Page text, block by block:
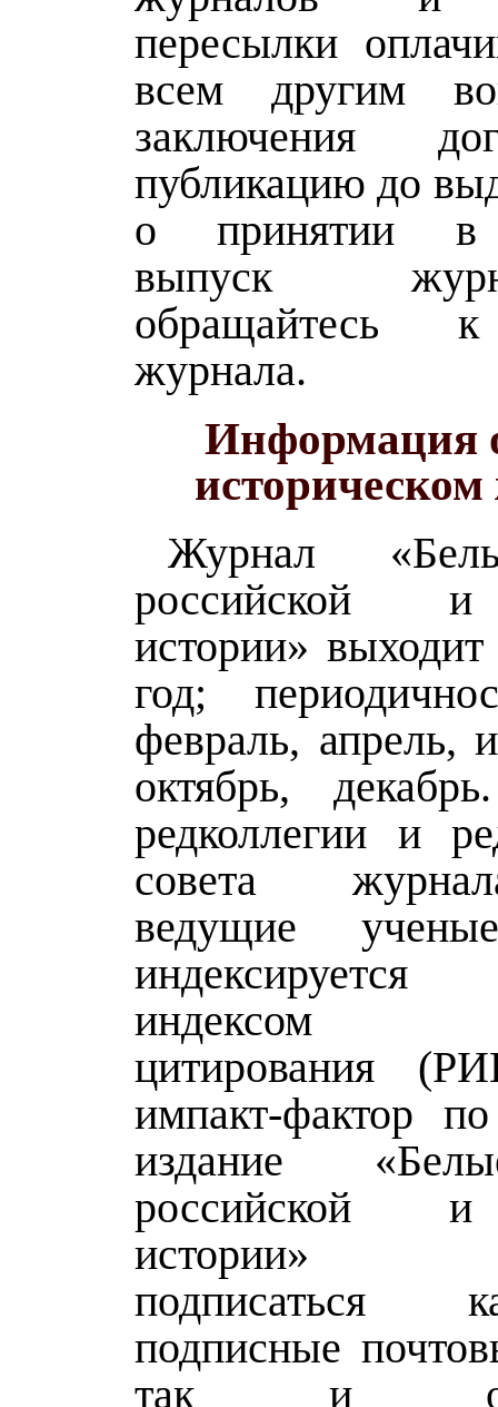
пересылки
всем другим
заключения
публикацию до
о принятии в
выпуск
обращайтесь
журнала.
Информация
Журнал
российской
истории»
год;
февраль, апрель,
октябрь,
редколлегии и
совета
ведущие
индексируется
индексом
цитирования
импакт-фактор
издание
российской
истории»
подписаться
подписные
так и